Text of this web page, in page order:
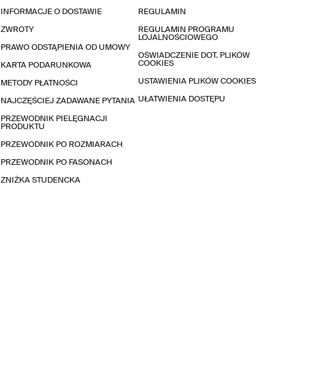
INFORMACJE O DOSTAWIE
ZWROTY
PRAWO ODSTĄPIENIA OD UMOWY
KARTA PODARUNKOWA
METODY PŁATNOŚCI
NAJCZĘŚCIEJ ZADAWANE PYTANIA
PRZEWODNIK PIELĘGNACJI
PRODUKTU
PRZEWODNIK PO ROZMIARACH
PRZEWODNIK PO FASONACH
ZNIŻKA STUDENCKA
REGULAMIN
REGULAMIN PROGRAMU
LOJALNOŚCIOWEGO
OŚWIADCZENIE DOT. PLIKÓW
COOKIES
USTAWIENIA PLIKÓW COOKIES
UŁATWIENIA DOSTĘPU